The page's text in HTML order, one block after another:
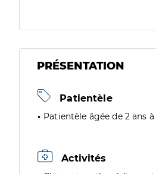
PRÉSENTATION
Patientèle
Patientèle âgée de 2 ans à
Activités